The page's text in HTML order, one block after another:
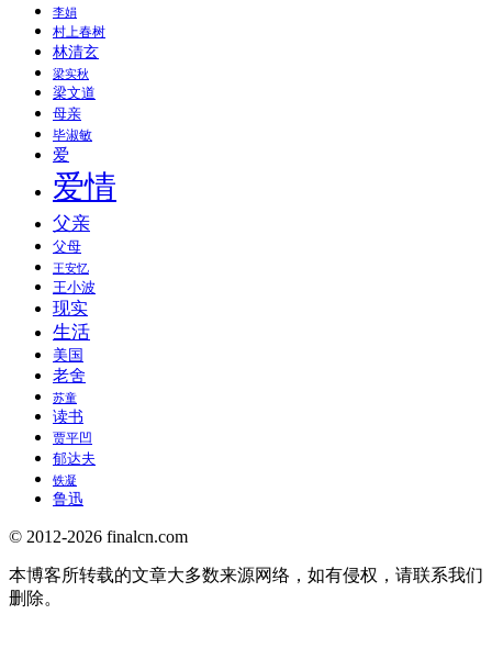
李娟
村上春树
林清玄
梁实秋
梁文道
母亲
毕淑敏
爱
爱情
父亲
父母
王安忆
王小波
现实
生活
美国
老舍
苏童
读书
贾平凹
郁达夫
铁凝
鲁迅
© 2012-2026 finalcn.com
本博客所转载的文章大多数来源网络，如有侵权，请联系我们
删除。